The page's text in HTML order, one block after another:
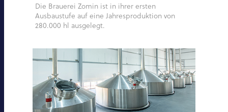
Die Brauerei Zomin ist in ihrer ersten
Ausbaustufe auf eine Jahresproduktion von
280.000 hl ausgelegt.